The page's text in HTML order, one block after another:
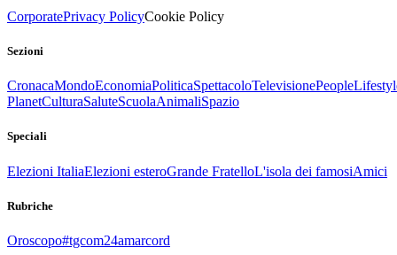
CorporatePrivacy PolicyCookie Policy
Sezioni
CronacaMondoEconomiaPoliticaSpettacoloTelevisionePeople
PlanetCulturaSaluteScuolaAnimaliSpazio
Speciali
Elezioni ItaliaElezioni esteroGrande FratelloL'isola dei famosiAmici
Rubriche
Oroscopo#tgcom24amarcord